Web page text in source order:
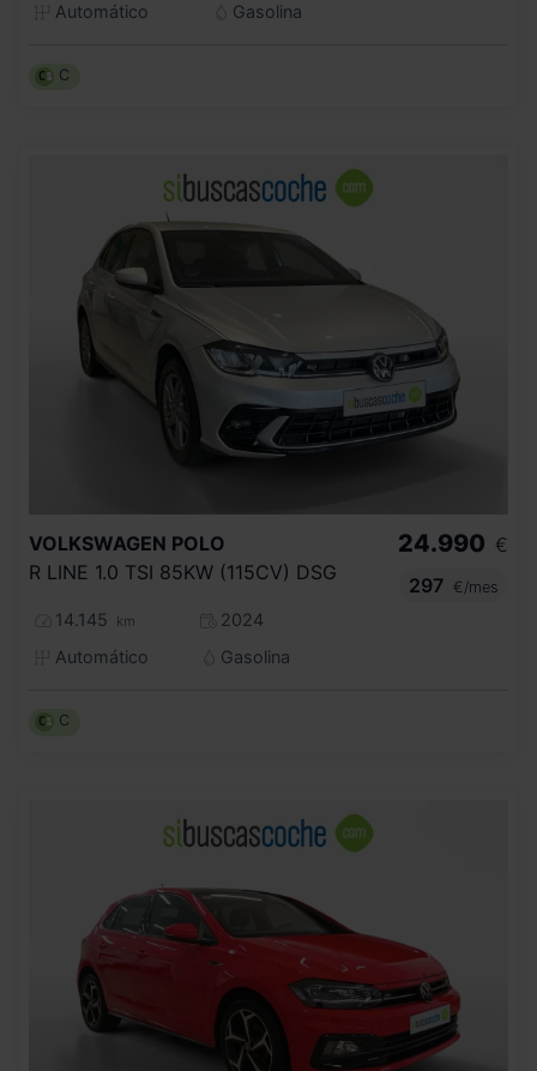
Automático Gasolina
C
VOLKSWAGEN POLO
R LINE 1.0 TSI 85KW (115CV) DSG
14.145 km
2024
Automático
Gasolina
24.990 €
297
€/mes
C